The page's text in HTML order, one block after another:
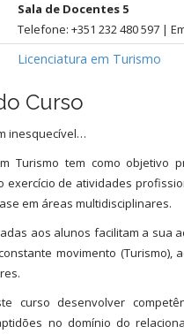
Sala de Docentes 5
Telefone: +351 232 480 597 |
Licenciatura em Turismo
Curso
inesquecível…
Turismo tem como objetivo
exercício de atividades
em áreas multidisciplinares.
aos alunos facilitam a sua
movimento (Turismo),
curso desenvolver
no domínio do